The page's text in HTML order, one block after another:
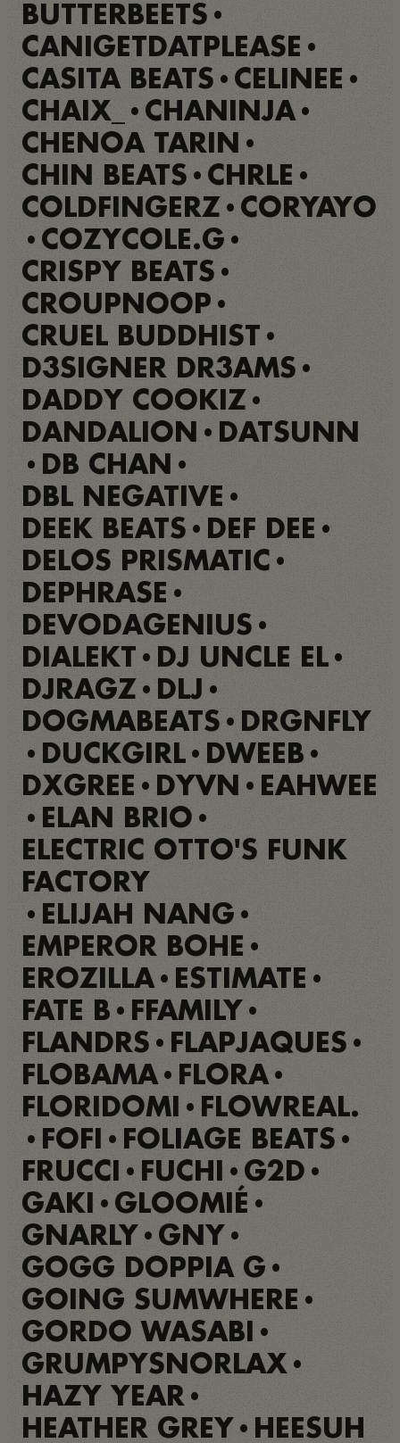
BUTTERBEETS •
CANIGETDATPLEASE •
CASITA BEATS • CELINEE •
CHAIX_ • CHANINJA •
CHENOA TARIN •
CHIN BEATS • CHRLE •
COLDFINGERZ • CORYAYO
• COZYCOLE.G •
CRISPY BEATS •
CROUPNOOP •
CRUEL BUDDHIST •
D3SIGNER DR3AMS •
DADDY COOKIZ •
DANDALION • DATSUNN
• DB CHAN •
DBL NEGATIVE •
DEEK BEATS • DEF DEE •
DELOS PRISMATIC •
DEPHRASE •
DEVODAGENIUS •
DIALEKT • DJ UNCLE EL •
DJRAGZ • DLJ •
DOGMABEATS • DRGNFLY
• DUCKGIRL • DWEEB •
DXGREE • DYVN • EAHWEE
• ELAN BRIO •
ELECTRIC OTTO'S FUNK
FACTORY
• ELIJAH NANG •
EMPEROR BOHE •
EROZILLA • ESTIMATE •
FATE B • FFAMILY •
FLANDRS • FLAPJAQUES •
FLOBAMA • FLORA •
FLORIDOMI • FLOWREAL.
• FOFI • FOLIAGE BEATS •
FRUCCI • FUCHI • G2D •
GAKI • GLOOMIÉ •
GNARLY • GNY •
GOGG DOPPIA G •
GOING SUMWHERE •
GORDO WASABI •
GRUMPYSNORLAX •
HAZY YEAR •
HEATHER GREY • HEESUH